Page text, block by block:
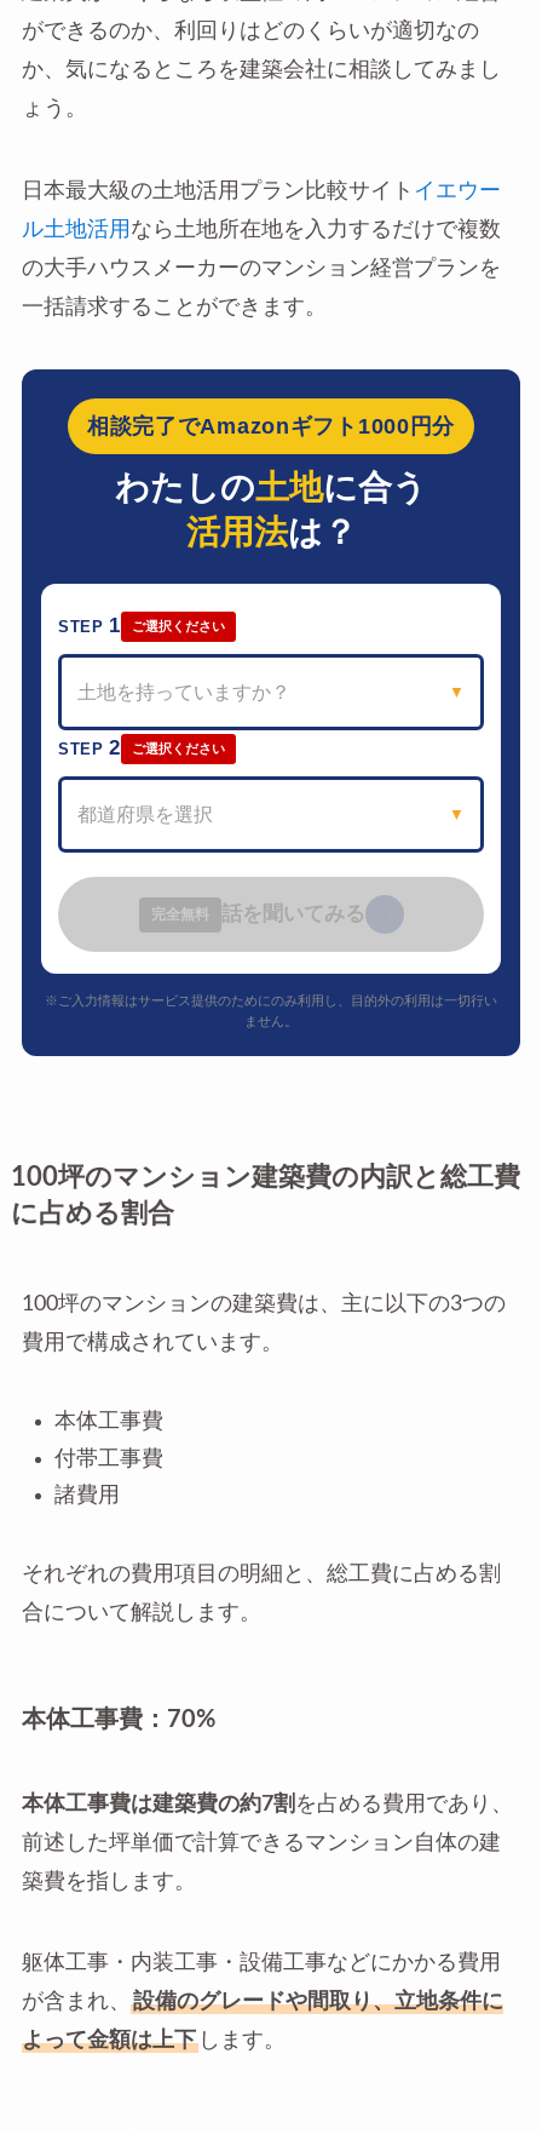
ができるのか、利回りはどのくらいが適切なの
か、気になるところを建築会社に相談してみまし
ょう。
日本最大級の土地活用プラン比較サイト イエウー
ル土地活用 なら土地所在地を入力するだけで複数
の大手ハウスメーカーのマンション経営プランを
一括請求することができます。
相談完了でAmazonギフト1000円分
わたしの土地に合う
活用法は？
STEP 1 ご選択ください
土地を持っていますか？ ▼
STEP2 ご選択ください
都道府県を選択 ▼
完全無料 話を聞いてみる
※ご入力情報はサービス提供のためにのみ利用し、目的外の利用は一切行い
ません。
100坪のマンション建築費の内訳と総工費
に占める割合
100坪のマンションの建築費は、主に以下の3つの
費用で構成されています。
本体工事費
付帯工事費
諸費用
それぞれの費用項目の明細と、総工費に占める割
合について解説します。
本体工事費：70%
本体工事費は建築費の約7割 を占める費用であり、
前述した坪単価で計算できるマンション自体の建
築費を指します。
躯体工事・内装工事・設備工事などにかかる費用
が含まれ、
設備のグレードや間取り、立地条件に
よって金額は上下します。